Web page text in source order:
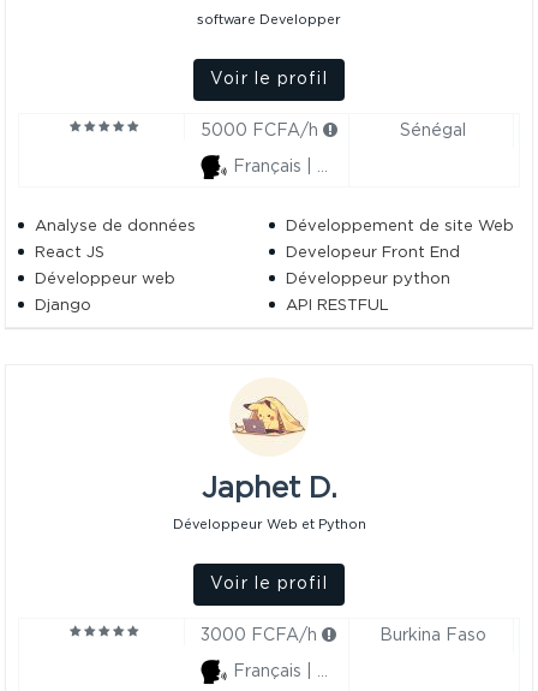
software Developper
Voir le profil
5000 FCFA/h Sénégal
Français | Wolof
Analyse de données
Développement de site Web
React JS
Developeur Front End
Développeur web
Développeur python
Django
API RESTFUL
Développeur Back End
Base De Données
Japhet D.
Développeur Web et Python
Voir le profil
3000 FCFA/h Burkina Faso
Français | Anglais